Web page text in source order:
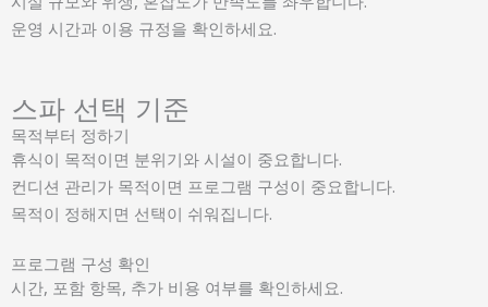
운영 시간과 이용 규정을 확인하세요.
스파 선택 기준
목적부터 정하기
휴식이 목적이면 분위기와 시설이 중요합니다.
컨디션 관리가 목적이면 프로그램 구성이 중요합니다.
목적이 정해지면 선택이 쉬워집니다.
프로그램 구성 확인
시간, 포함 항목, 추가 비용 여부를 확인하세요.